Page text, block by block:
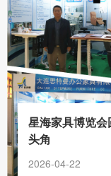
星海家具博览
头角
2026-04-22